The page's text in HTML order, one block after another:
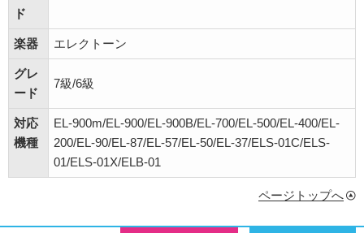
ド
楽器 エレクトーン
グレ
ード
7級/6級
対応
機種
EL-900m/EL-900/EL-900B/EL-700/EL-500/EL-400/EL-
200/EL-90/EL-87/EL-57/EL-50/EL-37/ELS-01C/ELS-
01/ELS-01X/ELB-01
ページトップへ